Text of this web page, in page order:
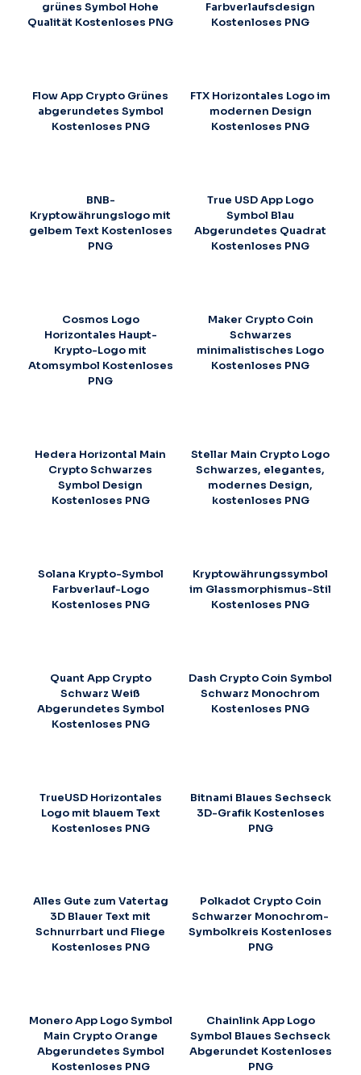
grünes Symbol Hohe
Qualität Kostenloses PNG
Farbverlaufsdesign
Kostenloses PNG
Flow App Crypto Grünes
abgerundetes Symbol
Kostenloses PNG
FTX Horizontales Logo im
modernen Design
Kostenloses PNG
BNB-
Kryptowährungslogo mit
gelbem Text Kostenloses
PNG
True USD App Logo
Symbol Blau
Abgerundetes Quadrat
Kostenloses PNG
Cosmos Logo
Horizontales Haupt-
Krypto-Logo mit
Atomsymbol Kostenloses
PNG
Maker Crypto Coin
Schwarzes
minimalistisches Logo
Kostenloses PNG
Hedera Horizontal Main
Crypto Schwarzes
Symbol Design
Kostenloses PNG
Stellar Main Crypto Logo
Schwarzes, elegantes,
modernes Design,
kostenloses PNG
Solana Krypto-Symbol
Farbverlauf-Logo
Kostenloses PNG
Kryptowährungssymbol
im Glassmorphismus-Stil
Kostenloses PNG
Quant App Crypto
Schwarz Weiß
Abgerundetes Symbol
Kostenloses PNG
Dash Crypto Coin Symbol
Schwarz Monochrom
Kostenloses PNG
TrueUSD Horizontales
Logo mit blauem Text
Kostenloses PNG
Bitnami Blaues Sechseck
3D-Grafik Kostenloses
PNG
Alles Gute zum Vatertag
3D Blauer Text mit
Schnurrbart und Fliege
Kostenloses PNG
Polkadot Crypto Coin
Schwarzer Monochrom-
Symbolkreis Kostenloses
PNG
Monero App Logo Symbol
Main Crypto Orange
Abgerundetes Symbol
Kostenloses PNG
Chainlink App Logo
Symbol Blaues Sechseck
Abgerundet Kostenloses
PNG